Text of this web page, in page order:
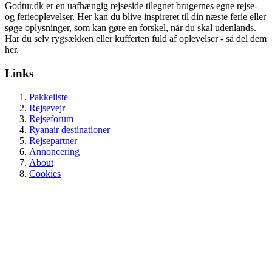
Godtur.dk er en uafhængig rejseside tilegnet brugernes egne rejse-
og ferieoplevelser. Her kan du blive inspireret til din næste ferie eller
søge oplysninger, som kan gøre en forskel, når du skal udenlands.
Har du selv rygsækken eller kufferten fuld af oplevelser - så del dem
her.
Links
Pakkeliste
Rejsevejr
Rejseforum
Ryanair destinationer
Rejsepartner
Annoncering
About
Cookies